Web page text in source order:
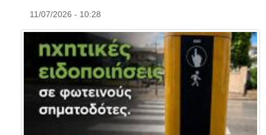
11/07/2026 - 10:28